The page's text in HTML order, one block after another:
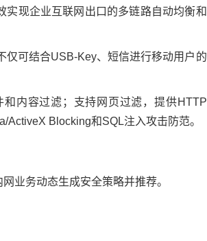
现企业互联网出口的多链路自动均衡和
仅可结合USB-Key、短信进行移动用户的
内容过滤；支持网页过滤，提供HTTP
Blocking和SQL注入攻击防范。
业务动态生成安全策略并推荐。